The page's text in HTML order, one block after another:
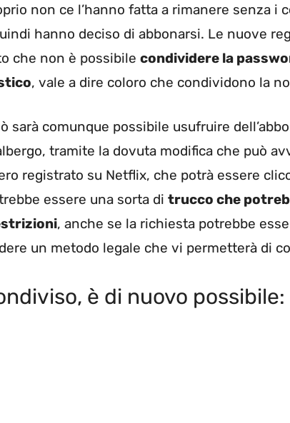
non ce l’hanno fatta a rimanere senza i
hanno deciso di abbonarsi. Le nuove
che non è possibile condividere la
, vale a dire coloro che condividono la
sarà comunque possibile usufruire
tramite la dovuta modifica che può
registrato su Netflix, che potrà essere
essere una sorta di trucco che
, anche se la richiesta potrebbe
un metodo legale che vi permetterà di
è di nuovo